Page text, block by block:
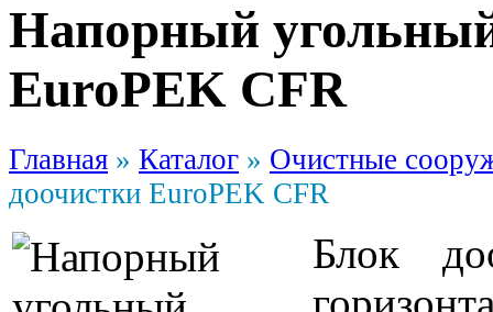
Напорный
EuroPEK CFR
Главная » Каталог » Очистные
доочистки EuroPEK CFR
Блок